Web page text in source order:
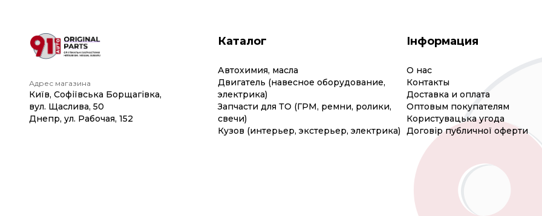
Адрес магазина
Київ, Софіївська Борщагівка,
вул. Щаслива, 50
Днепр, ул. Рабочая, 152
Каталог
Автохимия, масла
Двигатель (навесное оборудование,
электрика)
Запчасти для ТО (ГРМ, ремни, ролики,
свечи)
Кузов (интерьер, экстерьер, электрика)
Інформация
О нас
Контакты
Доставка и оплата
Оптовым покупателям
Користувацька угода
Договір публичної оферти